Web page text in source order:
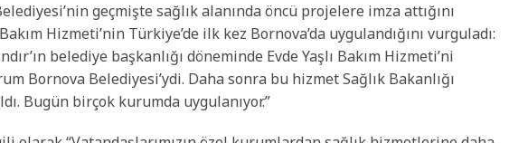
geçmişte sağlık alanında öncü projelere imza attığını
Hizmeti’nin Türkiye’de ilk kez Bornova’da uygulandığını vurguladı:
belediye başkanlığı döneminde Evde Yaşlı Bakım Hizmeti’ni
Bornova Belediyesi’ydi. Daha sonra bu hizmet Sağlık Bakanlığı
Bugün birçok kurumda uygulanıyor.”